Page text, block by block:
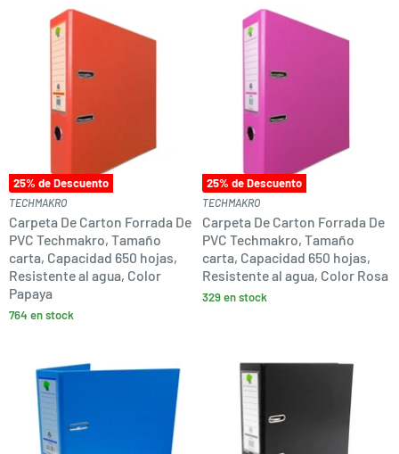
25% de Descuento
TECHMAKRO
Carpeta De Carton Forrada De
PVC Techmakro, Tamaño
carta, Capacidad 650 hojas,
Resistente al agua, Color
Papaya
764 en stock
25% de Descuento
TECHMAKRO
Carpeta De Carton Forrada De
PVC Techmakro, Tamaño
carta, Capacidad 650 hojas,
Resistente al agua, Color Rosa
329 en stock